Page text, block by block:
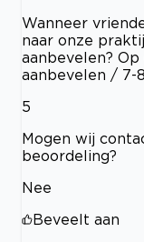
Wanneer
naar onze
aanbevelen?
aanbevelen / 7-
5
Mogen wij
beoordeling?
Nee
Beveelt aan